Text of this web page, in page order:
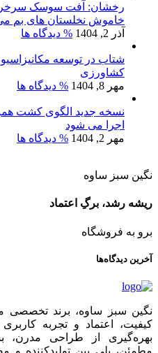
رخشان: آفت سوسک
خاموش نخلستان های بم
آذر 2, 1404
% دیدگاه ها
شتاب در توسعه
کشاورزی
مهر 8, 1404
% دیدگاه ها
نسخه جدید الگوی کشت
اجرا می شود
مهر 2, 1404
% دیدگاه ها
نگین سبز ساوه
ریشه رشد، برگِ اعتماد
برو به فروشگاه
آخرین دیدگاه‌ها
نگین سبز ساوه، برند تخصصی
کیفیت، اعتماد و تجربه
بهره‌گیری از طراحی مدرن،
مطمئن، پلی بین تولیدکننده و